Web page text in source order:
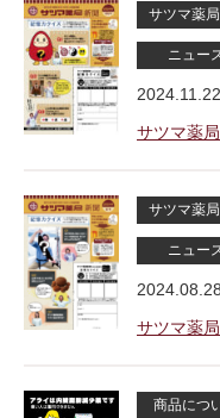
サツマ薬
ニュー
2024.11.22
サツマ薬
サツマ薬
ニュー
2024.08.28
サツマ薬
商品につ